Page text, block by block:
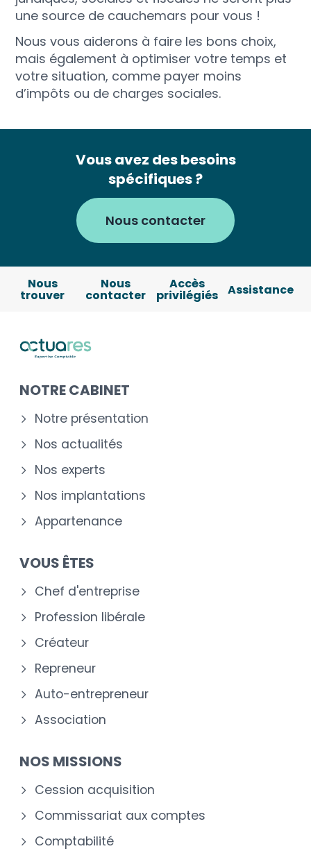
une source de cauchemars pour vous !
Nous vous aiderons à faire les bons choix,
mais également à optimiser votre temps et
votre situation, comme payer moins
d’impôts ou de charges sociales.
Vous avez des besoins
spécifiques ?
Nous contacter
Nous
trouver
Nous
contacter
Accès
privilégiés Assistance
NOTRE CABINET
Notre présentation
Nos actualités
Nos experts
Nos implantations
Appartenance
VOUS ÊTES
Chef d'entreprise
Profession libérale
Créateur
Repreneur
Auto-entrepreneur
Association
NOS MISSIONS
Cession acquisition
Commissariat aux comptes
Comptabilité